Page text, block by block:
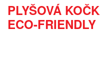
PLYŠOVÁ
ECO-FRIENDLY